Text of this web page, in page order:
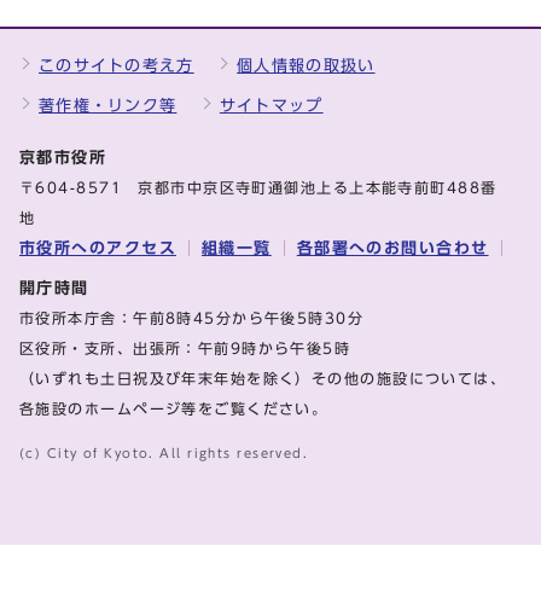
このサイトの考え方 個人情報の取扱い
著作権・リンク等 サイトマップ
京都市役所
〒604-8571 京都市中京区寺町通御池上る上本能寺前町488番
地
市役所へのアクセス 組織一覧 各部署へのお問い合わせ
開庁時間
市役所本庁舎：午前8時45分から午後5時30分
区役所・支所、出張所：午前9時から午後5時
（いずれも土日祝及び年末年始を除く）その他の施設については、
各施設のホームページ等をご覧ください。
(c) City of Kyoto. All rights reserved.